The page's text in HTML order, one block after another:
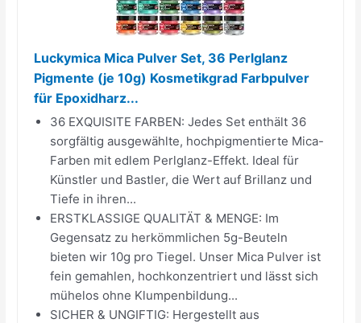
Luckymica Mica Pulver Set, 36 Perlglanz
Pigmente (je 10g) Kosmetikgrad Farbpulver
für Epoxidharz...
36 EXQUISITE FARBEN: Jedes Set enthält 36
sorgfältig ausgewählte, hochpigmentierte Mica-
Farben mit edlem Perlglanz-Effekt. Ideal für
Künstler und Bastler, die Wert auf Brillanz und
Tiefe in ihren...
ERSTKLASSIGE QUALITÄT & MENGE: Im
Gegensatz zu herkömmlichen 5g-Beuteln
bieten wir 10g pro Tiegel. Unser Mica Pulver ist
fein gemahlen, hochkonzentriert und lässt sich
mühelos ohne Klumpenbildung...
SICHER & UNGIFTIG: Hergestellt aus